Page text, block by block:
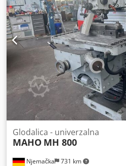
KS - 400V Digitalni prikazivač
proizvodnje 2000 Dimenzije (D x
mm Težina 1900 kg Promjenjiva
prikazivačem u 2 stupnja
pomaka s digitalnim
glodalu, strojarsku steznu glavu
Njemačka 731 km
Glodalica - univerzalna
MAHO MH 800